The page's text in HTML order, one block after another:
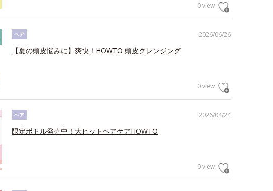
0 view
2026/06/26
ヘア
【夏の頭皮悩みに】爽快！HOWTO 頭皮クレンジング
0 view
2026/04/24
ヘア
限定ボトル発売中！大ヒットヘアケアHOWTO
0 view